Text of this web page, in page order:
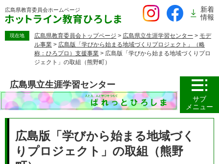
ー
広島県教育委員会ホームページ
新着
情報
現在地 広島県教育委員会トップページ > 広島県立生涯学習センター > モデ
ル事業 > 広島版「学びから始まる地域づくりプロジェクト」（略
称：ひろプロ）支援事業 > 広島版「学びから始まる地域づくりプロ
ジェクト」の取組（熊野町）
広島県立生涯学習センター
サブ
メニュー
広島版「学びから始まる地域づく
りプロジェクト」の取組（熊野